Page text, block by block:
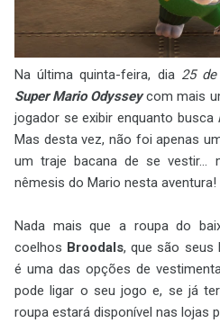
Na última quinta-feira, dia 25
Super Mario Odysseycom mais
jogador se exibir enquanto busca
Mas desta vez, não foi apenas
um traje bacana de se
nêmesis do Mario nesta aventura!
Nada mais que a roupa do
coelhos Broodals, que são seus
é uma das opções de
pode ligar o seu jogo e, se já
roupa estará disponível nas lojas